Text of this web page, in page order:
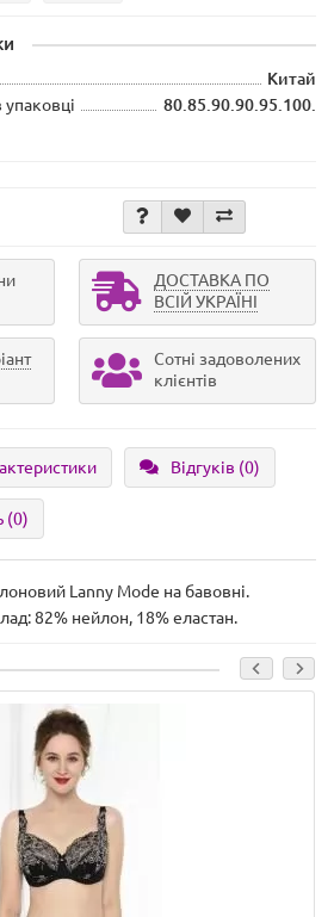
Китай
упаковці
80.85.90.90.95.100.
ДОСТАВКА ПО
ВСІЙ УКРАЇНІ
Сотні задоволених
клієнтів
Відгуків (0)
(0)
Lanny Mode на бавовні.
82% нейлон, 18% еластан.